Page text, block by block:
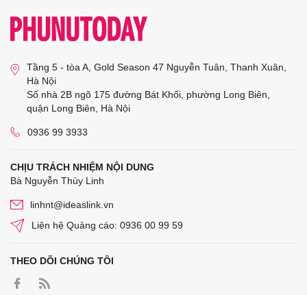
Tầng 5 - tòa A, Gold Season 47 Nguyễn Tuân, Thanh Xuân,
Hà Nội
Số nhà 2B ngõ 175 đường Bát Khối, phường Long Biên,
quận Long Biên, Hà Nội
0936 99 3933
CHỊU TRÁCH NHIỆM NỘI DUNG
Bà Nguyễn Thùy Linh
linhnt@ideaslink.vn
Liên hệ Quảng cáo: 0936 00 99 59
THEO DÕI CHÚNG TÔI